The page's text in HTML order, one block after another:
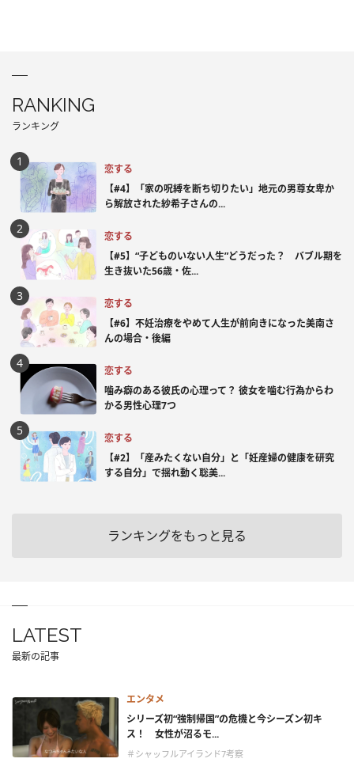
RANKING
ランキング
恋する
【#4】「家の呪縛を断ち切りたい」地元の男尊女卑か
ら解放された紗希子さんの...
恋する
【#5】“子どものいない人生”どうだった？ バブル期を
生き抜いた56歳・佐...
恋する
【#6】不妊治療をやめて人生が前向きになった美南さ
んの場合・後編
恋する
噛み癖のある彼氏の心理って？ 彼女を噛む行為からわ
かる男性心理7つ
恋する
【#2】「産みたくない自分」と「妊産婦の健康を研究
する自分」で揺れ動く聡美...
ランキングをもっと見る
LATEST
最新の記事
エンタメ
シリーズ初“強制帰国”の危機と今シーズン初キ
ス！ 女性が沼るモ...
＃シャッフルアイランド7考察